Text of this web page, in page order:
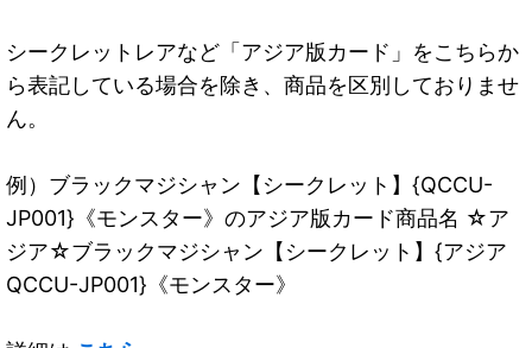
シークレットレアなど「アジア版カード」をこちらか
ら表記している場合を除き、商品を区別しておりませ
ん。
例）ブラックマジシャン【シークレット】{QCCU-
JP001}《モンスター》のアジア版カード商品名 ☆ア
ジア☆ブラックマジシャン【シークレット】{アジア
QCCU-JP001}《モンスター》